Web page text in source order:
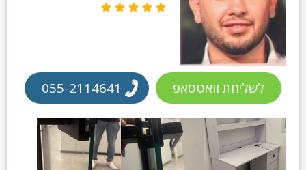
לשליחת וואטסאפ 055-2114641